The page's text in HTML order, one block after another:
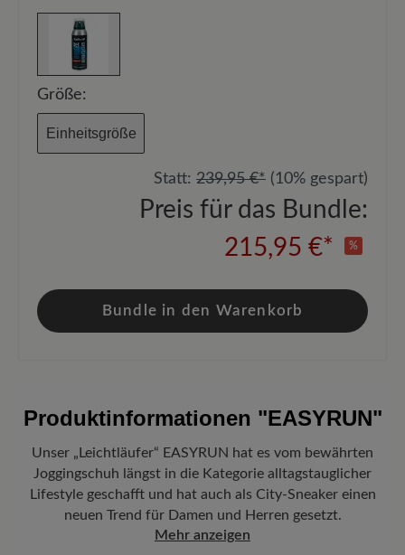
Größe:
Einheitsgröße
Statt: 239,95 €* (10% gespart)
Preis für das Bundle:
215,95 €*
%
Bundle in den Warenkorb
Produktinformationen "EASYRUN"
Unser „Leichtläufer“ EASYRUN hat es vom bewährten
Joggingschuh längst in die Kategorie alltagstauglicher
Lifestyle geschafft und hat auch als City-Sneaker einen
neuen Trend für Damen und Herren gesetzt.
Mehr anzeigen